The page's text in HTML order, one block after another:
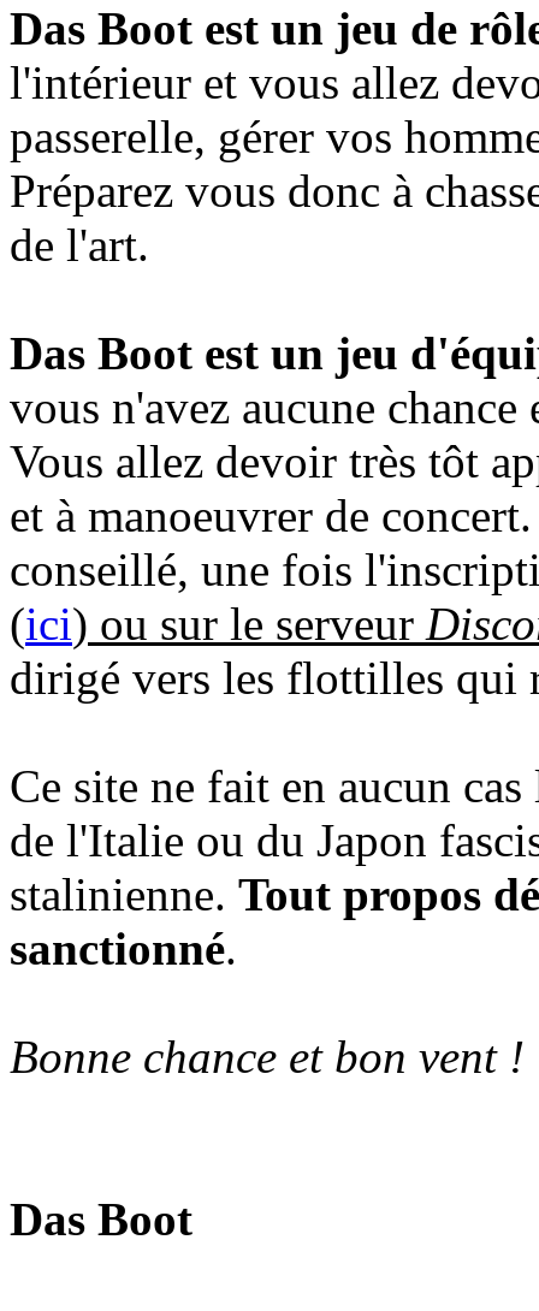
Das Boot est un jeu de
l'intérieur et vous allez
passerelle, gérer vos
Préparez vous donc à
de l'art.
Das Boot est un jeu
vous n'avez aucune
Vous allez devoir très tôt
et à manoeuvrer de
conseillé, une fois
(ici) ou sur le serveur
dirigé vers les flottilles qui
Ce site ne fait en aucun
de l'Italie ou du Japon
stalinienne. Tout propos
sanctionné.
Bonne chance et bon vent !
Das Boot